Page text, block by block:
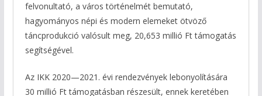
felvonultató, a város történelmét bemutató,
hagyományos népi és modern elemeket ötvöző
táncprodukció valósult meg, 20,653 millió Ft támogatás
segítségével.
Az IKK 2020—2021. évi rendezvények lebonyolítására
30 millió Ft támogatásban részesült, ennek keretében